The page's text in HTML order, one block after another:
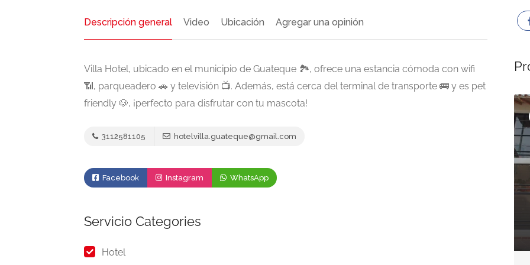
Descripción general Video Ubicación Agregar una opinión
Villa Hotel, ubicado en el municipio de Guateque 🏞️, ofrece una estancia cómoda con wifi
📶, parqueadero 🚗 y televisión 📺. Además, está cerca del terminal de transporte 🚌 y es pet
friendly 🐶, ¡perfecto para disfrutar con tu mascota!
3112581105 hotelvilla.guateque@gmail.com
Facebook Instagram WhatsApp
Servicio Categories
Hotel
Abierto Ahora
Delicias Boyacenses
Carrera 3 # 3 - 75 Centro en
San Eduardo Boyacá.